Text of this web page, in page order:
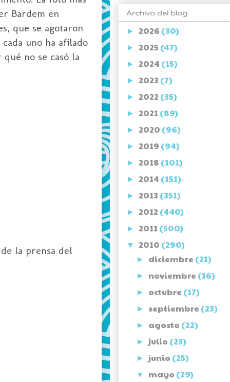
Bardem en
que se agotaron
uno ha afilado
no se casó la
la prensa del
Archivo del blog
► 2026 (30)
► 2025 (47)
► 2024 (15)
► 2023 (7)
► 2022 (35)
► 2021 (89)
► 2020 (96)
► 2019 (94)
► 2018 (101)
► 2014 (151)
► 2013 (351)
► 2012 (440)
► 2011 (500)
▼ 2010 (290)
► diciembre (21)
► noviembre (16)
► octubre (17)
► septiembre (23)
► agosto (22)
► julio (23)
► junio (25)
▼ mayo (29)